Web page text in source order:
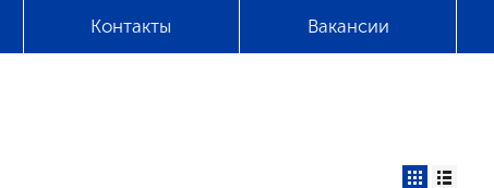
Контакты Вакансии